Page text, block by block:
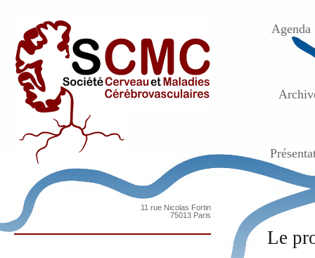
Agenda
11 rue Nicolas Fortin
75013 Paris
Le